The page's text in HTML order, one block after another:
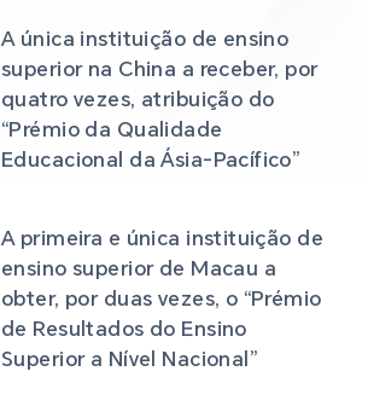
A única instituição de ensino
superior na China a receber, por
quatro vezes, atribuição do
“Prémio da Qualidade
Educacional da Ásia-Pacífico”
A primeira e única instituição de
ensino superior de Macau a
obter, por duas vezes, o “Prémio
de Resultados do Ensino
Superior a Nível Nacional”